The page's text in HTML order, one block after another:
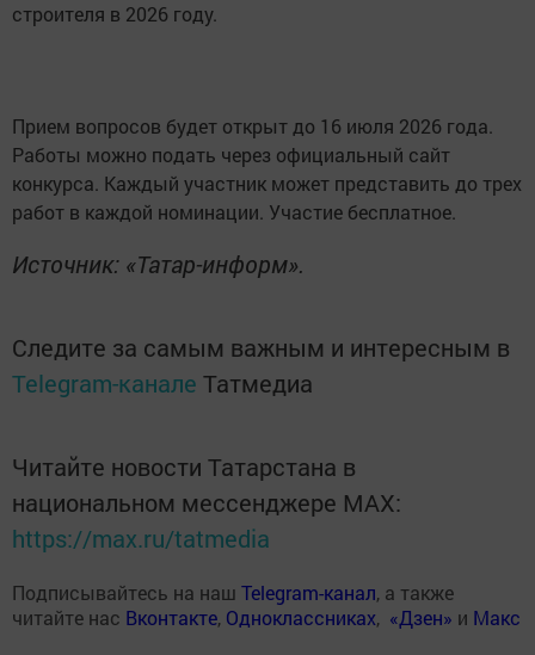
строителя в 2026 году.
Прием вопросов будет открыт до 16 июля 2026 года.
Работы можно подать через официальный сайт
конкурса. Каждый участник может представить до трех
работ в каждой номинации. Участие бесплатное.
Источник: «Татар-информ».
Следите за самым важным и интересным в
Telegram-канале Татмедиа
Читайте новости Татарстана в
национальном мессенджере MАХ:
https://max.ru/tatmedia
Подписывайтесь на наш Telegram-канал, а также
читайте нас Вконтакте, Одноклассниках, «Дзен» и Макс